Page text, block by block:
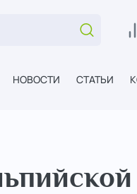
Поиск...
НОВОСТИ СТАТЬИ